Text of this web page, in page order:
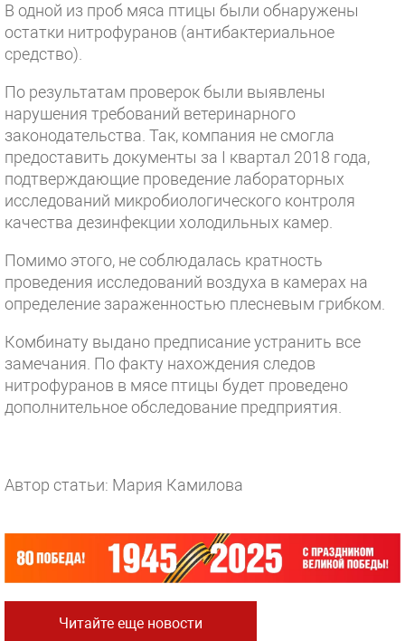
В одной из проб мяса птицы были обнаружены
остатки нитрофуранов (антибактериальное
средство).
По результатам проверок были выявлены
нарушения требований ветеринарного
законодательства. Так, компания не смогла
предоставить документы за I квартал 2018 года,
подтверждающие проведение лабораторных
исследований микробиологического контроля
качества дезинфекции холодильных камер.
Помимо этого, не соблюдалась кратность
проведения исследований воздуха в камерах на
определение зараженностью плесневым грибком.
Комбинату выдано предписание устранить все
замечания. По факту нахождения следов
нитрофуранов в мясе птицы будет проведено
дополнительное обследование предприятия.
Автор статьи: Мария Камилова
Читайте еще новости